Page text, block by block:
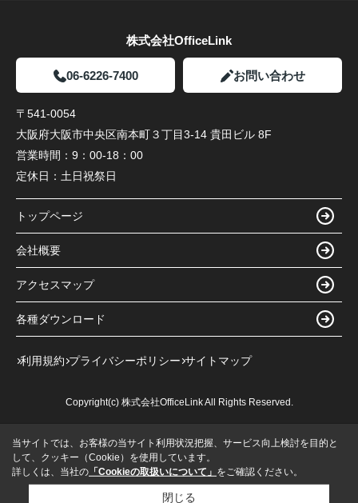
株式会社OfficeLink
06-6226-7400 お問い合わせ
〒541-0054
大阪府大阪市中央区南本町３丁目3-14 貴田ビル 8F
営業時間： 9：00-18：00
定休日： 土日祝祭日
トップページ
会社概要
アクセスマップ
各種ダウンロード
利用規約 プライバシーポリシー サイトマップ
Copyright(c) 株式会社OfficeLink All Rights Reserved.
当サイトでは、お客様の当サイト利用状況把握、サービス向上検討を目的と
して、クッキー（Cookie）を使用しています。
詳しくは、当社の 「Cookieの取扱いについて」 をご確認ください。
閉じる